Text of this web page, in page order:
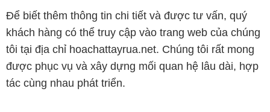
Để biết thêm thông tin chi tiết và được tư vấn, quý
khách hàng có thể truy cập vào trang web của chúng
tôi tại địa chỉ hoachattayrua.net. Chúng tôi rất mong
được phục vụ và xây dựng mối quan hệ lâu dài, hợp
tác cùng nhau phát triển.